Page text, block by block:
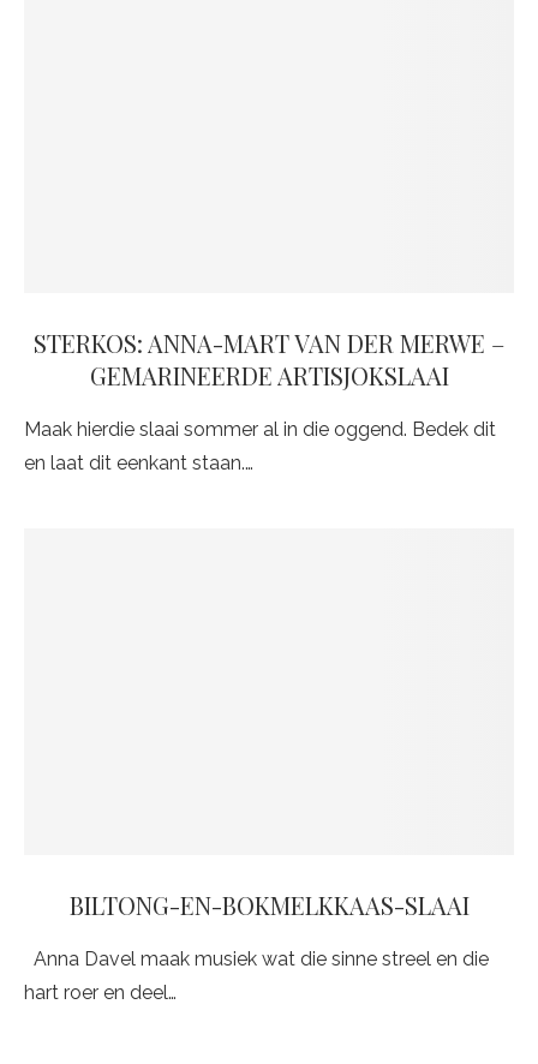
STERKOS: ANNA-MART VAN DER MERWE –
GEMARINEERDE ARTISJOKSLAAI
Maak hierdie slaai sommer al in die oggend. Bedek dit
en laat dit eenkant staan.…
BILTONG-EN-BOKMELKKAAS-SLAAI
Anna Davel maak musiek wat die sinne streel en die
hart roer en deel…